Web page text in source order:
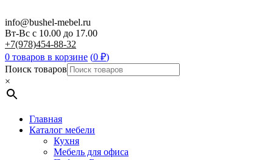
info@bushel-mebel.ru
Вт-Вс c 10.00 до 17.00
+7(978)454-88-32
0 товаров в корзине (0 ₽)
Поиск товаров
×
Главная
Каталог мебели
Кухня
Мебель для офиса